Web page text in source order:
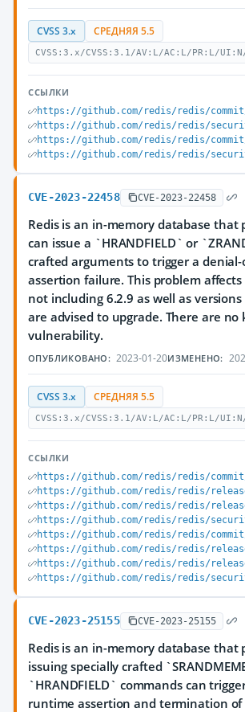
CVSS 3.x СРЕДНЯЯ 5.5
CVSS:3.x/CVSS:3.1/AV:L/AC:L/PR:L/
ССЫЛКИ
https://github.com/redis/redis/commit/
https://github.com/redis/redis/
https://github.com/redis/redis/commit/
https://github.com/redis/redis/
CVE-2023-22458 CVE-2023-22458
Redis is an in-memory database
can issue a `HRANDFIELD` or
crafted arguments to trigger a
assertion failure. This problem
not including 6.2.9 as well as
are advised to upgrade. There are
vulnerability.
ОПУБЛИКОВАНО: 2023-01-20ИЗМЕНЕНО:
CVSS 3.x СРЕДНЯЯ 5.5
CVSS:3.x/CVSS:3.1/AV:L/AC:L/PR:L/
ССЫЛКИ
https://github.com/redis/redis/commit/
https://github.com/redis/redis/
https://github.com/redis/redis/
https://github.com/redis/redis/
https://github.com/redis/redis/commit/
https://github.com/redis/redis/
https://github.com/redis/redis/
https://github.com/redis/redis/
CVE-2023-25155 CVE-2023-25155
Redis is an in-memory database
issuing specially crafted
`HRANDFIELD` commands can
runtime assertion and termination of